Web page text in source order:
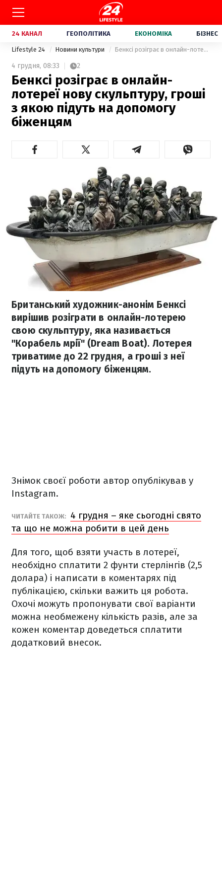
24 КАНАЛ ГЕОПОЛІТИКА ЕКОНОМІКА БІЗНЕС
Lifestyle 24 Новини культури Бенксі розіграє в онлайн-лотереї нову скульптуру, гроші з якою підуть на допомогу біженцям
4 грудня, 08:33 2
Бенксі розіграє в онлайн-
лотереї нову скульптуру, гроші
з якою підуть на допомогу
біженцям
Британський художник-анонім Бенксі
вирішив розіграти в онлайн-лотерею
свою скульптуру, яка називається
"Корабель мрії" (Dream Boat). Лотерея
триватиме до 22 грудня, а гроші з неї
підуть на допомогу біженцям.
Знімок своєї роботи автор опублікував у
Instagram.
ЧИТАЙТЕ ТАКОЖ:
4 грудня – яке сьогодні свято
та що не можна робити в цей день
Для того, щоб взяти участь в лотереї,
необхідно сплатити 2 фунти стерлінгів (2,5
долара) і написати в коментарях під
публікацією, скільки важить ця робота.
Охочі можуть пропонувати свої варіанти
можна необмежену кількість разів, але за
кожен коментар доведеться сплатити
додатковий внесок.